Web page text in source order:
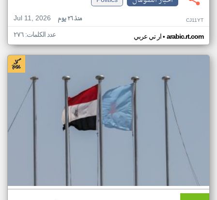
Jul 11, 2026
منذ ٢٦ يوم CJ11YT
ار تي عربي• arabic.rt.com عدد الكلمات: ٢٧٦